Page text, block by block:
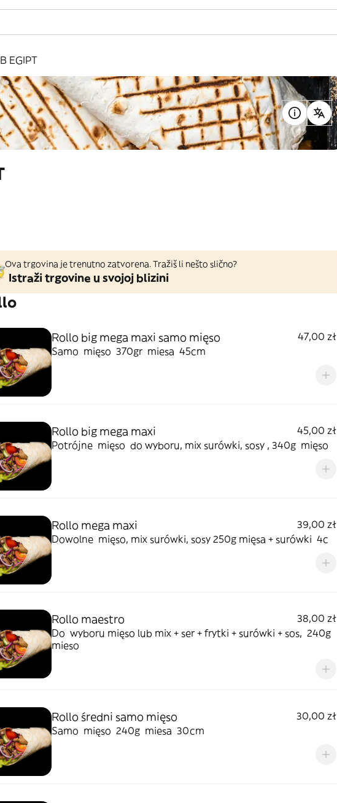
EGIPT
Ova trgovina je trenutno zatvorena. Tražiš li nešto slično?
Istraži trgovine u svojoj blizini
Rollo big mega maxi samo mięso
47,00 zł
Samo mięso 370gr miesa 45cm
Rollo big mega maxi
45,00 zł
Potrójne mięso do wyboru, mix surówki, sosy , 340g mięso
Rollo mega maxi
39,00 zł
Dowolne mięso, mix surówki, sosy 250g mięsa + surówki 4c
Rollo maestro
38,00 zł
Do wyboru mięso lub mix + ser + frytki + surówki + sos, 240g
mieso
Rollo średni samo mięso
30,00 zł
Samo mięso 240g miesa 30cm